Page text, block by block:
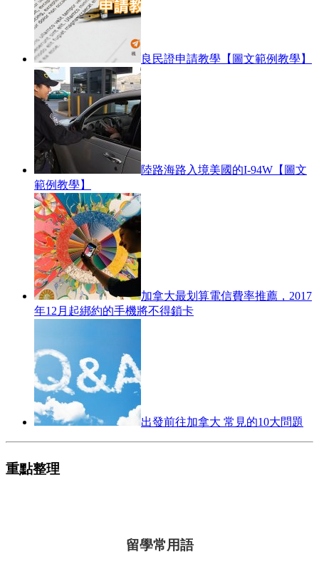
良民證申請教學【圖文範例教學】
陸路海路入境美國的I-94W【圖文
範例教學】
加拿大最划算電信費率推薦，2017
年12月起綁約的手機將不得鎖卡
出發前往加拿大 常見的10大問題
重點整理
留學常用語